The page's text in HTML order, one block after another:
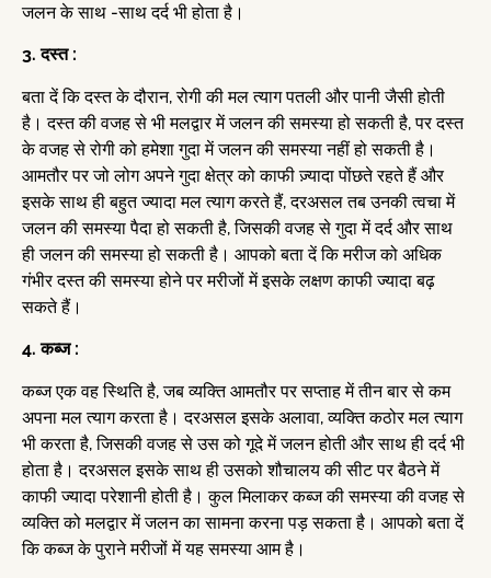
जलन के साथ -साथ दर्द भी होता है।
3. दस्त :
बता दें कि दस्त के दौरान, रोगी की मल त्याग पतली और पानी जैसी होती
है। दस्त की वजह से भी मलद्वार में जलन की समस्या हो सकती है, पर दस्त
के वजह से रोगी को हमेशा गुदा में जलन की समस्या नहीं हो सकती है।
आमतौर पर जो लोग अपने गुदा क्षेत्र को काफी ज़्यादा पोंछते रहते हैं और
इसके साथ ही बहुत ज्यादा मल त्याग करते हैं, दरअसल तब उनकी त्वचा में
जलन की समस्या पैदा हो सकती है, जिसकी वजह से गुदा में दर्द और साथ
ही जलन की समस्या हो सकती है। आपको बता दें कि मरीज को अधिक
गंभीर दस्त की समस्या होने पर मरीजों में इसके लक्षण काफी ज्यादा बढ़
सकते हैं।
4. कब्ज :
कब्ज एक वह स्थिति है, जब व्यक्ति आमतौर पर सप्ताह में तीन बार से कम
अपना मल त्याग करता है। दरअसल इसके अलावा, व्यक्ति कठोर मल त्याग
भी करता है, जिसकी वजह से उस को गूदे में जलन होती और साथ ही दर्द भी
होता है। दरअसल इसके साथ ही उसको शौचालय की सीट पर बैठने में
काफी ज्यादा परेशानी होती है। कुल मिलाकर कब्ज की समस्या की वजह से
व्यक्ति को मलद्वार में जलन का सामना करना पड़ सकता है। आपको बता दें
कि कब्ज के पुराने मरीजों में यह समस्या आम है।